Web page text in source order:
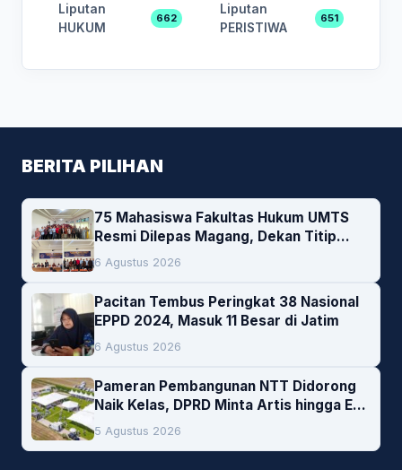
Liputan
HUKUM
662
Liputan
PERISTIWA
651
BERITA PILIHAN
75 Mahasiswa Fakultas Hukum UMTS
Resmi Dilepas Magang, Dekan Titip
Empat Pesan Penting
6 Agustus 2026
Pacitan Tembus Peringkat 38 Nasional
EPPD 2024, Masuk 11 Besar di Jatim
6 Agustus 2026
Pameran Pembangunan NTT Didorong
Naik Kelas, DPRD Minta Artis hingga EO
Lokal Jadi Prioritas
5 Agustus 2026